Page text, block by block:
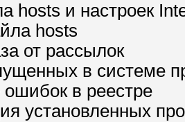
hosts и настроек
hosts
от рассылок
в системе
в реестре
установленных